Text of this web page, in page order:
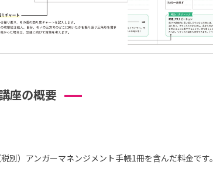
座の概要
別）アンガーマネンジメント手帳1冊を含んだ料金です。